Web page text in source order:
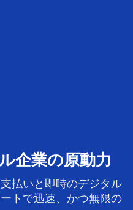
企業の原動力
払いと即時のデジタル
トで迅速、かつ無限の